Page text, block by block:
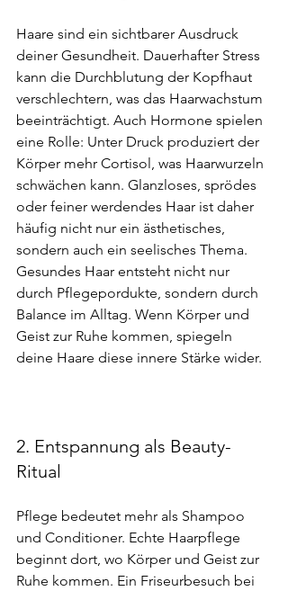
Haare sind ein sichtbarer Ausdruck
deiner Gesundheit. Dauerhafter Stress
kann die Durchblutung der Kopfhaut
verschlechtern, was das Haarwachstum
beeinträchtigt. Auch Hormone spielen
eine Rolle: Unter Druck produziert der
Körper mehr Cortisol, was Haarwurzeln
schwächen kann. Glanzloses, sprödes
oder feiner werdendes Haar ist daher
häufig nicht nur ein ästhetisches,
sondern auch ein seelisches Thema.
Gesundes Haar entsteht nicht nur
durch Pflegepordukte, sondern durch
Balance im Alltag. Wenn Körper und
Geist zur Ruhe kommen, spiegeln
deine Haare diese innere Stärke wider.
2. Entspannung als Beauty-
Ritual
Pflege bedeutet mehr als Shampoo
und Conditioner. Echte Haarpflege
beginnt dort, wo Körper und Geist zur
Ruhe kommen. Ein Friseurbesuch bei